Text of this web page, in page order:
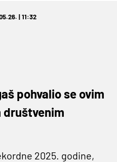
| 11:32
pohvalio se ovim
društvenim
2025. godine,